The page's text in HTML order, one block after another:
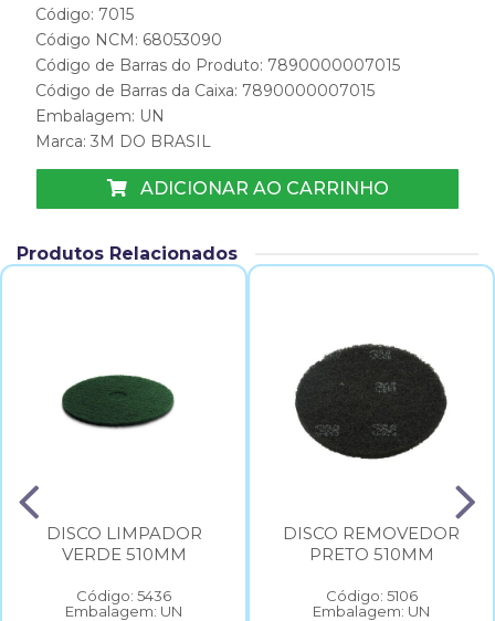
Código: 7015
Código NCM: 68053090
Código de Barras do Produto: 7890000007015
Código de Barras da Caixa: 7890000007015
Embalagem: UN
Marca: 3M DO BRASIL
ADICIONAR AO CARRINHO
Produtos Relacionados
DISCO LIMPADOR
VERDE 510MM
Código: 5436
Embalagem: UN
DISCO REMOVEDOR
PRETO 510MM
Código: 5106
Embalagem: UN